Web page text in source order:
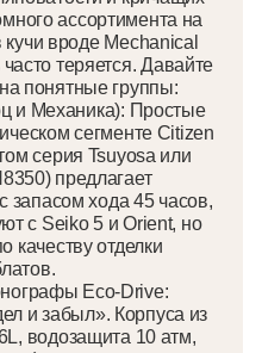
ассортимента на
кучи вроде Mechanical
теряется. Давайте
понятные группы:
и Механика): Простые
сегменте Citizen
серия Tsuyosa или
предлагает
запасом хода 45 часов,
с Seiko 5 и Orient, но
качеству отделки
Eco-Drive:
и забыл». Корпуса из
водозащита 10 атм,